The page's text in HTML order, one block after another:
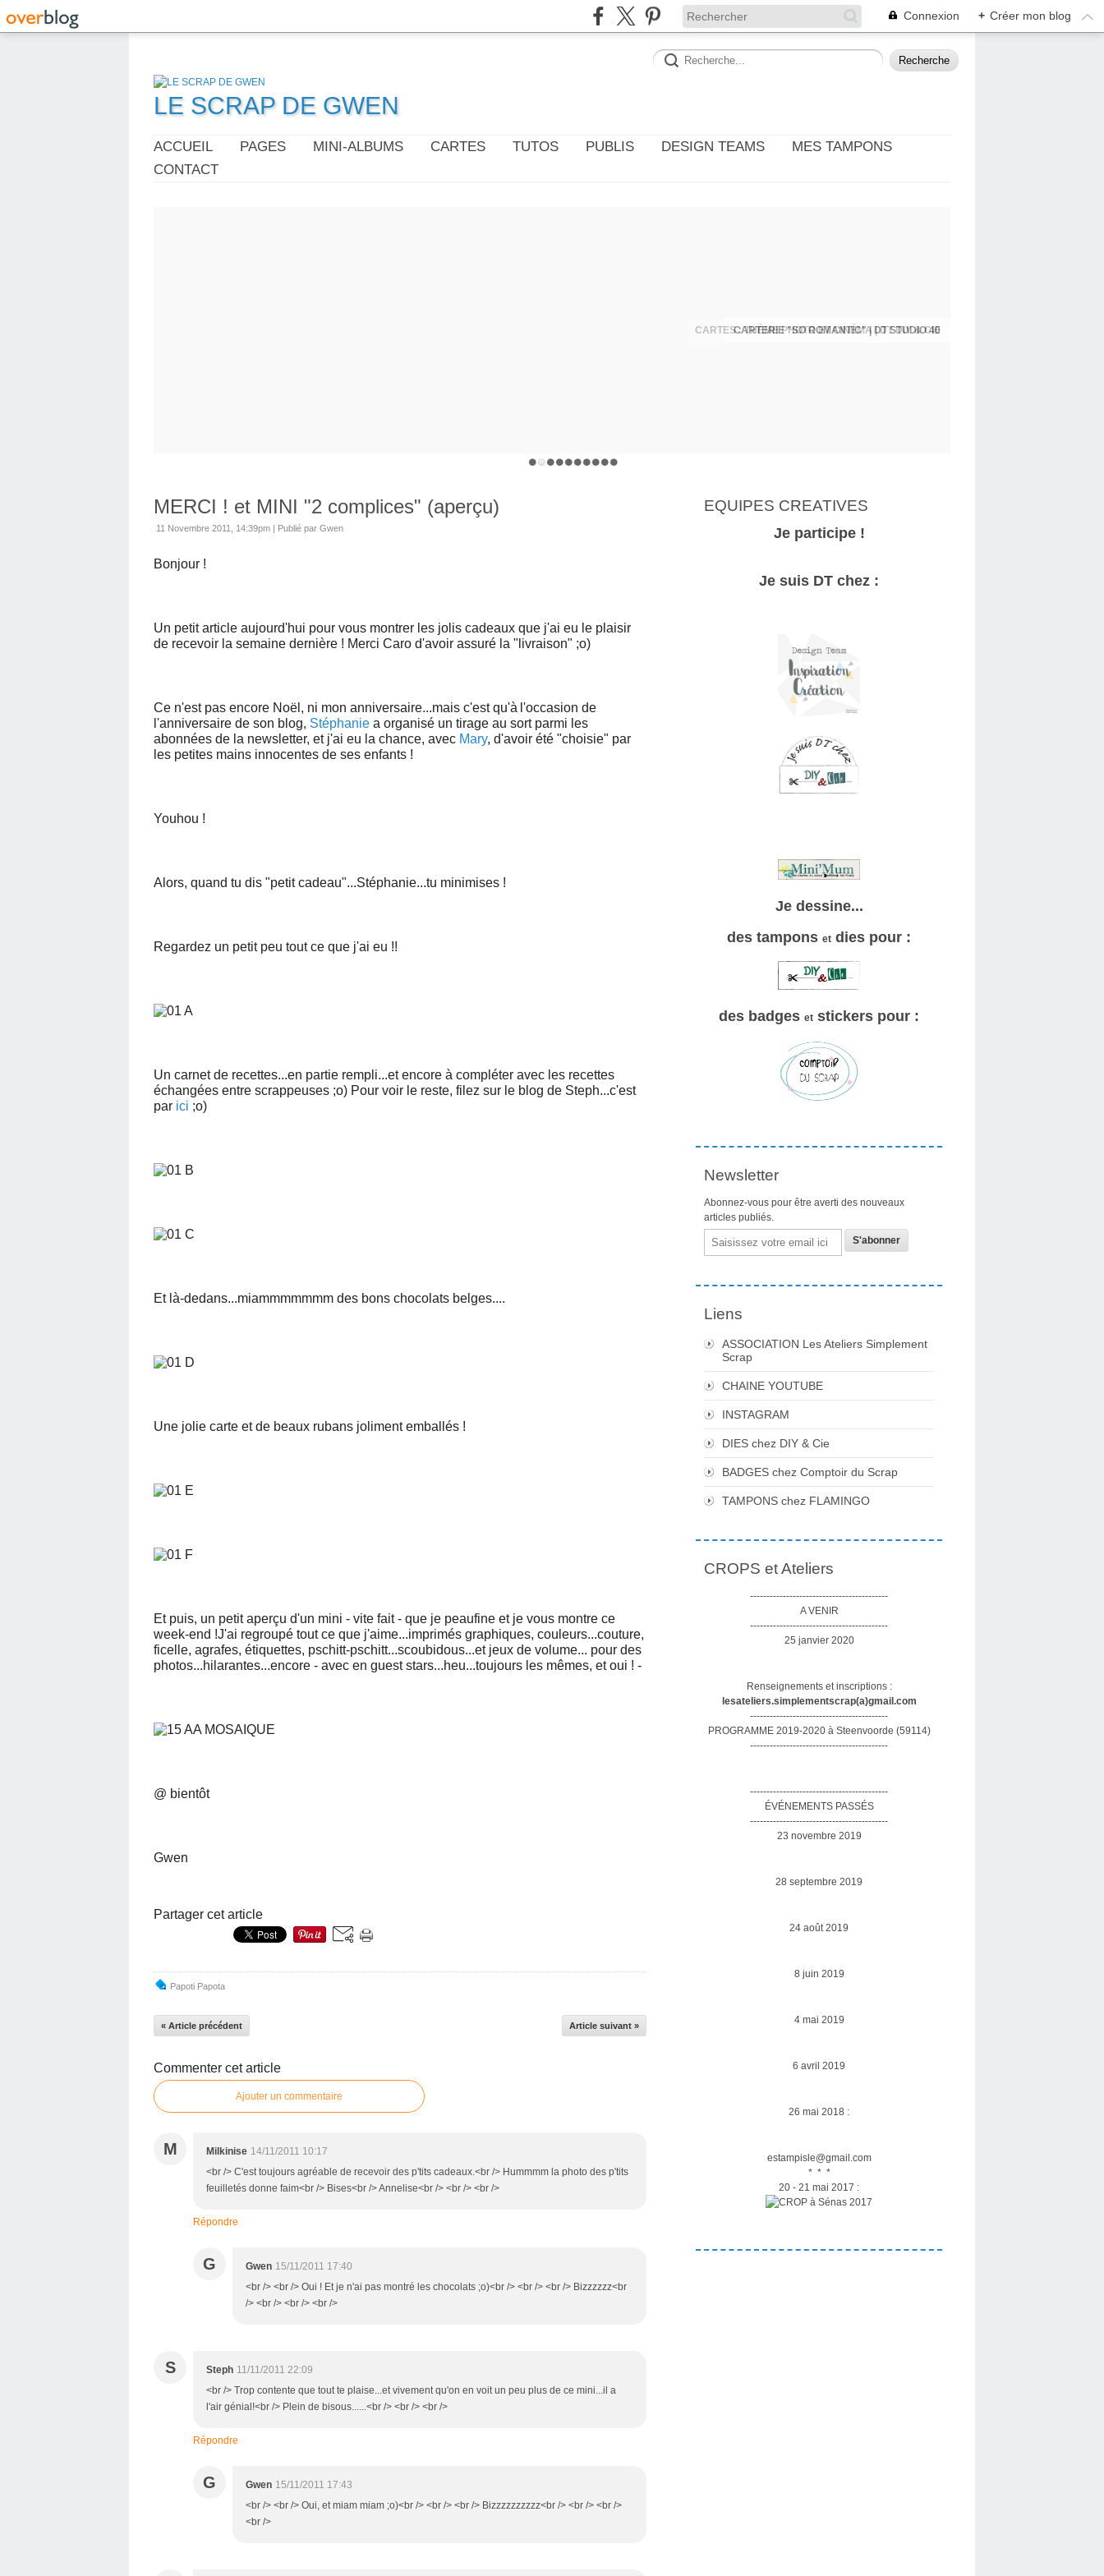
Connexion + Créer mon blog
LE SCRAP DE GWEN
ACCUEIL PAGES MINI-ALBUMS CARTES TUTOS PUBLIS DESIGN TEAMS
MES TAMPONS
CONTACT
CARTES : THÈME PHOTO ET CINÉMA | DT DIY & CIE
MERCI ! et MINI "2 complices" (aperçu)
11 Novembre 2011, 14:39pm | Publié par Gwen
Bonjour !
Un petit article aujourd'hui pour vous montrer les jolis cadeaux que j'ai eu le plaisir
de recevoir la semaine dernière ! Merci Caro d'avoir assuré la "livraison" ;o)
Ce n'est pas encore Noël, ni mon anniversaire...mais c'est qu'à l'occasion de
l'anniversaire de son blog, Stéphanie a organisé un tirage au sort parmi les
abonnées de la newsletter, et j'ai eu la chance, avec Mary, d'avoir été "choisie" par
les petites mains innocentes de ses enfants !
Youhou !
Alors, quand tu dis "petit cadeau"...Stéphanie...tu minimises !
Regardez un petit peu tout ce que j'ai eu !!
Un carnet de recettes...en partie rempli...et encore à compléter avec les recettes
échangées entre scrappeuses ;o) Pour voir le reste, filez sur le blog de Steph...c'est
par ici ;o)
Et là-dedans...miammmmmmm des bons chocolats belges....
Une jolie carte et de beaux rubans joliment emballés !
Et puis, un petit aperçu d'un mini - vite fait - que je peaufine et je vous montre ce
week-end !J'ai regroupé tout ce que j'aime...imprimés graphiques, couleurs...couture,
ficelle, agrafes, étiquettes, pschitt-pschitt...scoubidous...et jeux de volume... pour des
photos...hilarantes...encore - avec en guest stars...heu...toujours les mêmes, et oui ! -
@ bientôt
Gwen
Partager cet article
Papoti Papota
« Article précédent Article suivant »
Commenter cet article
Ajouter un commentaire
M Milkinise 14/11/2011 10:17
<br /> C'est toujours agréable de recevoir des p'tits cadeaux.<br /> Hummmm la photo des p'tits
feuilletés donne faim<br /> Bises<br /> Annelise<br /> <br /> <br />
Répondre
G Gwen 15/11/2011 17:40
<br /> <br /> Oui ! Et je n'ai pas montré les chocolats ;o)<br /> <br /> <br /> Bizzzzzz<br
/> <br /> <br /> <br />
S Steph 11/11/2011 22:09
<br /> Trop contente que tout te plaise...et vivement qu'on en voit un peu plus de ce mini...il a
l'air génial!<br /> Plein de bisous......<br /> <br /> <br />
Répondre
G Gwen 15/11/2011 17:43
<br /> <br /> Oui, et miam miam ;o)<br /> <br /> <br /> Bizzzzzzzzzz<br /> <br /> <br />
<br />
EQUIPES CREATIVES
Je participe !
Je suis DT chez :
Je dessine...
des tampons et dies pour :
des badges et stickers pour :
Newsletter
Abonnez-vous pour être averti des nouveaux
articles publiés.
Email
Liens
ASSOCIATION Les Ateliers Simplement
Scrap
CHAINE YOUTUBE
INSTAGRAM
DIES chez DIY & Cie
BADGES chez Comptoir du Scrap
TAMPONS chez FLAMINGO
CROPS et Ateliers
------------------------------------------
A VENIR
------------------------------------------
25 janvier 2020
Renseignements et inscriptions :
lesateliers.simplementscrap(a)gmail.com
------------------------------------------
PROGRAMME 2019-2020 à Steenvoorde (59114)
------------------------------------------
------------------------------------------
ÉVÉNEMENTS PASSÉS
------------------------------------------
23 novembre 2019
28 septembre 2019
24 août 2019
8 juin 2019
4 mai 2019
6 avril 2019
26 mai 2018 :
estampisle@gmail.com
* * *
20 - 21 mai 2017 :